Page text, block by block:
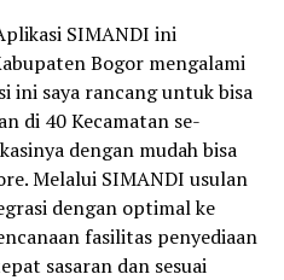
SIMANDI ini
Bogor mengalami
ini saya rancang untuk bisa
di 40 Kecamatan se-
dengan mudah bisa
Melalui SIMANDI usulan
dengan optimal ke
fasilitas penyediaan
sasaran dan sesuai